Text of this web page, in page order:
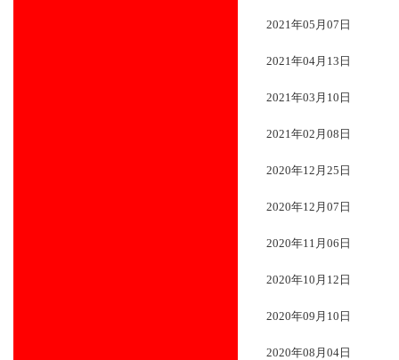
2021年05月07日
2021年04月13日
2021年03月10日
2021年02月08日
2020年12月25日
2020年12月07日
2020年11月06日
2020年10月12日
2020年09月10日
2020年08月04日